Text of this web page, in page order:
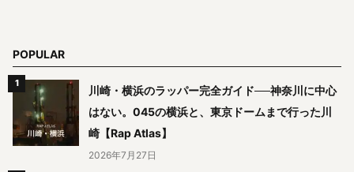
POPULAR
川崎・横浜のラッパー完全ガイド──神奈川に中心
はない。045の横浜と、東京ドームまで行った川
崎【Rap Atlas】
2026年7月27日